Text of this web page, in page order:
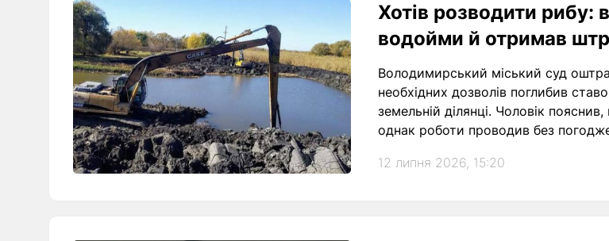
Хотів розводити рибу:
водойми й отримав
Володимирський міський суд
необхідних дозволів поглибив
земельній ділянці. Чоловік
однак роботи проводив без
перенесенням поверхневого шару
12 липня 2026, 15:20